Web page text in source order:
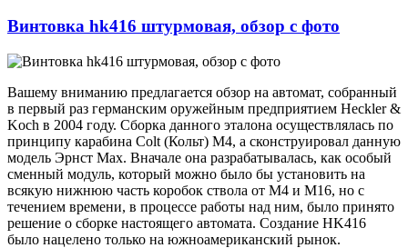
Винтовка hk416 штурмовая, обзор с фото
Вашему вниманию предлагается обзор на автомат, собранный
в первый раз германским оружейным предприятием Heckler &
Koch в 2004 году. Сборка данного эталона осуществлялась по
принципу карабина Colt (Кольт) M4, а сконструировал данную
модель Эрнст Мах. Вначале она разрабатывалась, как особый
сменный модуль, который можно было бы установить на
всякую нижнюю часть коробок ствола от М4 и М16, но с
течением времени, в процессе работы над ним, было принято
решение о сборке настоящего автомата. Создание HK416
было нацелено только на южноамериканский рынок.